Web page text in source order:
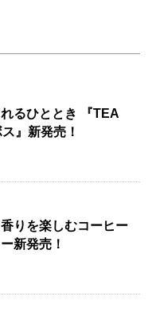
れるひととき 『TEA
』新発売！
りを楽しむコーヒー
新発売！